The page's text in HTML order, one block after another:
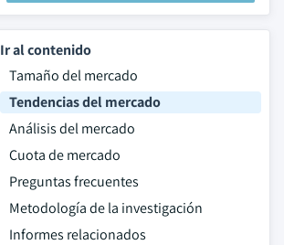
Ir al contenido
Tamaño del mercado
Tendencias del mercado
Análisis del mercado
Cuota de mercado
Preguntas frecuentes
Metodología de la investigación
Informes relacionados